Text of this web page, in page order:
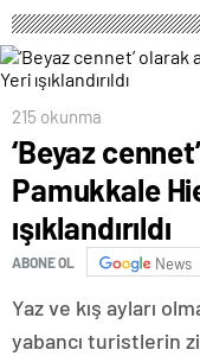
215 okunma
‘Beyaz
Pamukkale
ışıklandırıldı
ABONE OL News
Yaz ve kış ayları
yabancı turistlerin